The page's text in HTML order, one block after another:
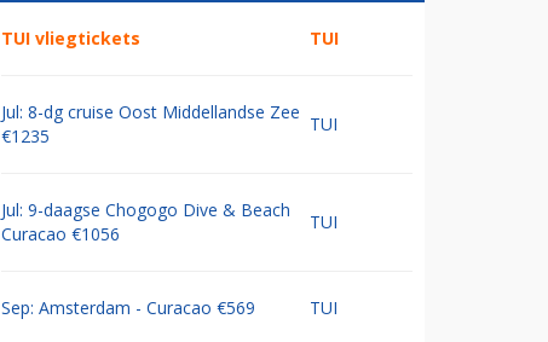
TUI vliegtickets TUI
Jul: 8-dg cruise Oost Middellandse Zee
€1235
TUI
Jul: 9-daagse Chogogo Dive & Beach
Curacao €1056
TUI
Sep: Amsterdam - Curacao €569 TUI